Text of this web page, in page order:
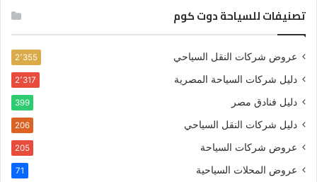
تصنيفات للسياحة دوت كوم
عروض شركات النقل السياحي 2٬355
دليل شركات السياحة المصرية 2٬317
دليل فنادق مصر 399
دليل شركات النقل السياحي 206
عروض شركات السياحة 205
عروض المحلات السياحية 71